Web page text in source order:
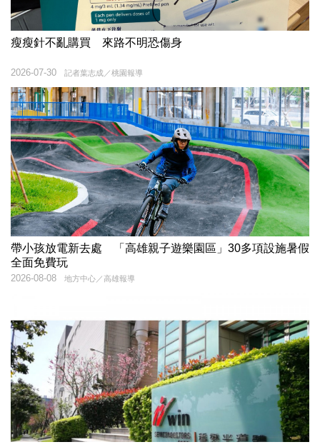
瘦瘦針不亂購買 來路不明恐傷身
記者葉志成／桃園報導
2026-07-30
帶小孩放電新去處 「高雄親子遊樂園區」30多項設施暑假
全面免費玩
地方中心／高雄報導
2026-08-08